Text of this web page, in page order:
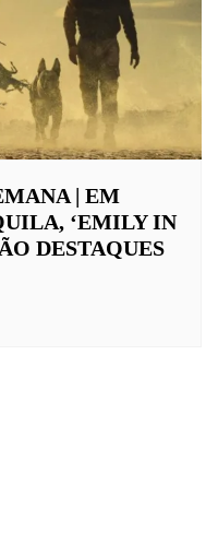
| EM
‘EMILY IN
DESTAQUES